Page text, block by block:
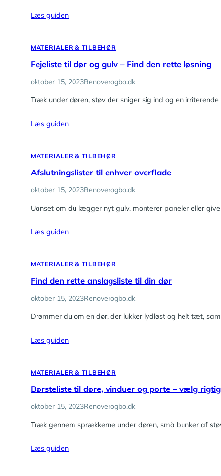
Læs guiden
MATERIALER & TILBEHØR
Fejeliste til dør og gulv – Find den rette løsning
oktober 15, 2023Renoverogbo.dk
Træk under døren, støv der sniger sig ind og en
Læs guiden
MATERIALER & TILBEHØR
Afslutningslister til enhver overflade
oktober 15, 2023Renoverogbo.dk
Uanset om du lægger nyt gulv, monterer paneler eller
Læs guiden
MATERIALER & TILBEHØR
Find den rette anslagsliste til din dør
oktober 15, 2023Renoverogbo.dk
Drømmer du om en dør, der lukker lydløst og helt tæt,
Læs guiden
MATERIALER & TILBEHØR
Børsteliste til døre, vinduer og porte – vælg
oktober 15, 2023Renoverogbo.dk
Træk gennem sprækkerne under døren, små bunker af
Læs guiden